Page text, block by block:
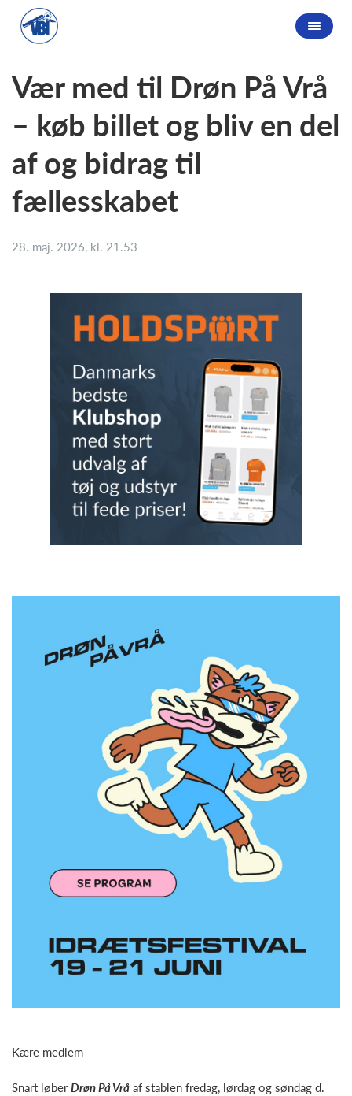
Vær med til Drøn På Vrå
– køb billet og bliv en del
af og bidrag til
fællesskabet
28. maj. 2026, kl. 21.53
Kære medlem
Snart løberDrøn På Vrå af stablen fredag, lørdag og søndag d.